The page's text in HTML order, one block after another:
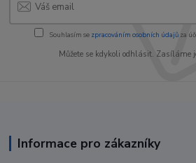
Souhlasím se zpracováním osobních údajůza
Můžete se kdykoli odhlásit. Zasíláme
Informace pro zákazníky